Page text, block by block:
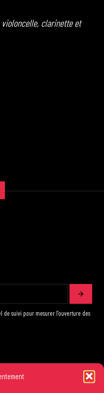
clarinette et
de suivi pour mesurer l'ouverture des